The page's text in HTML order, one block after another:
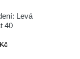
Levá
40